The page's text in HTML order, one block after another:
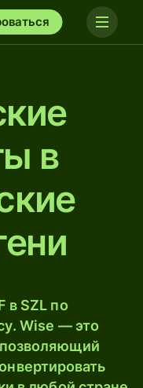
в
в SZL по
Wise — это